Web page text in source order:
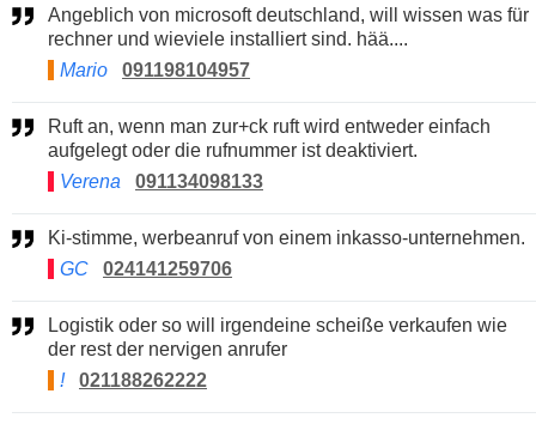
Angeblich von microsoft deutschland, will wissen was für
rechner und wieviele installiert sind. hää....
Mario
091198104957
Ruft an, wenn man zur+ck ruft wird entweder einfach
aufgelegt oder die rufnummer ist deaktiviert.
Verena
091134098133
Ki-stimme, werbeanruf von einem inkasso-unternehmen.
GC
024141259706
Logistik oder so will irgendeine scheiße verkaufen wie
der rest der nervigen anrufer
!
021188262222